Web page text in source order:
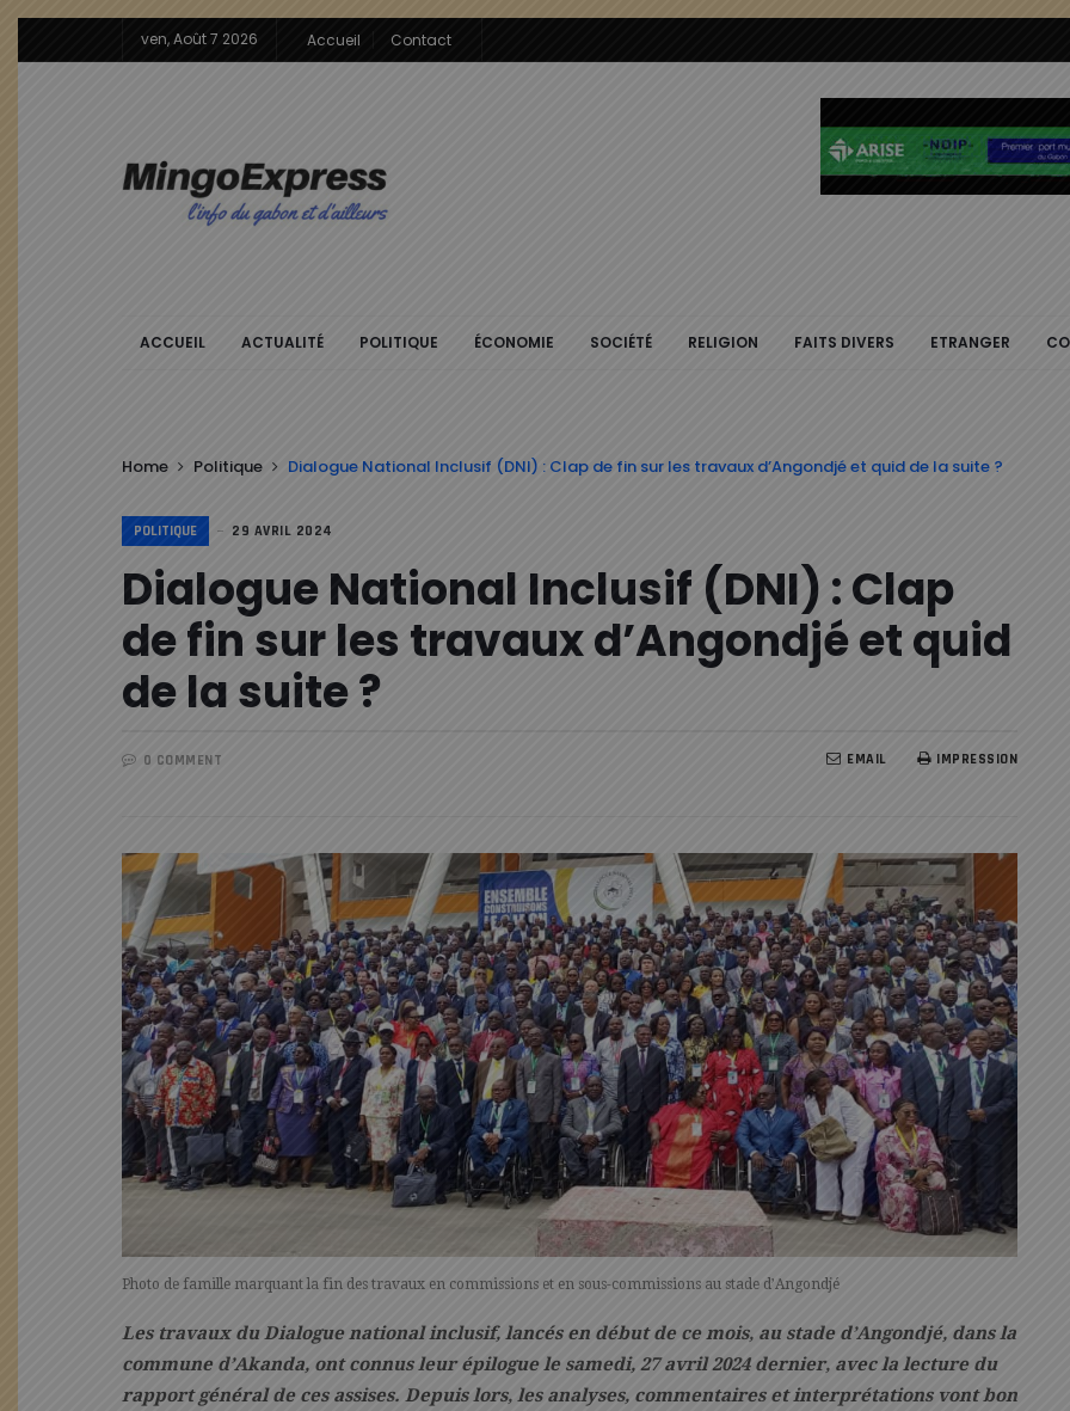
ven, Août 7 2026 Accueil Contact
ACCUEIL ACTUALITÉ POLITIQUE ÉCONOMIE SOCIÉTÉ RELIGION FAITS DIVERS ETRANGER
Home Politique Dialogue National Inclusif (DNI) : Clap de fin sur les travaux d’Angondjé et quid de la suite ?
POLITIQUE 29 AVRIL 2024
Dialogue National Inclusif (DNI) : Clap
de fin sur les travaux d’Angondjé et quid
de la suite ?
0 COMMENT IMPRESSION
EMAIL
Photo de famille marquant la fin des travaux en commissions et en sous-commissions au stade d’Angondjé
Les travaux du Dialogue national inclusif, lancés en début de ce mois, au stade d’Angondjé, dans la
commune d’Akanda, ont connus leur épilogue le samedi, 27 avril 2024 dernier, avec la lecture du
rapport général de ces assises. Depuis lors, les analyses, commentaires et interprétations vont bon